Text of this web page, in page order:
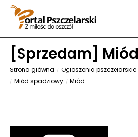
[Sprzedam] Miód
Strona główna Ogłoszenia pszczelarskie
Miód spadziowy
Miód